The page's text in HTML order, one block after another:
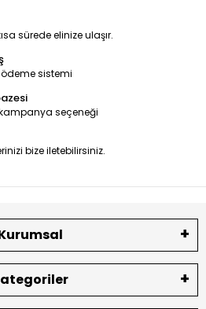
sürede elinize ulaşır.
sistemi
seçeneği
bize iletebilirsiniz.